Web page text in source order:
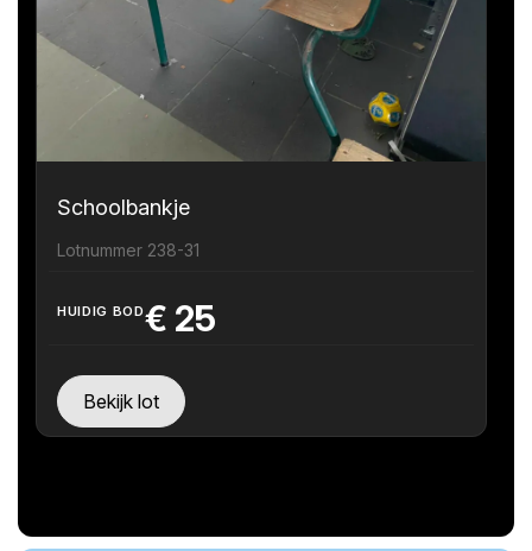
Schoolbankje
Lotnummer 238-31
HUIDIG BOD€ 25
Bekijk lot